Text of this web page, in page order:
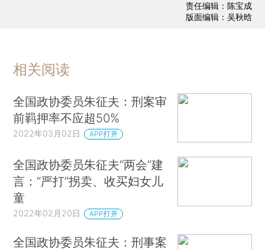
责任编辑：陈宝成
版面编辑：吴秋晗
相关阅读
全国政协委员朱征夫：刑案审
前羁押率不应超50%
2022年03月02日 APP打开
全国政协委员朱征夫“两会”建
言：“严打”拐卖、收买妇女儿
童
2022年02月20日 APP打开
全国政协委员朱征夫：刑事案